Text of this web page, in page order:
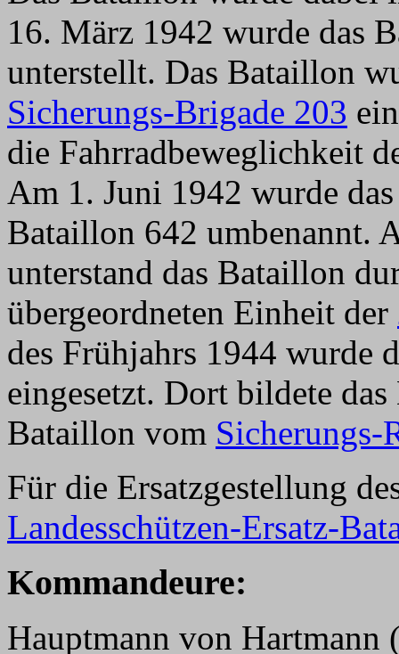
16. März 1942 wurde das
unterstellt. Das Bataillon
Sicherungs-Brigade 203
die Fahrradbeweglichkeit
Am 1. Juni 1942 wurde
Bataillon 642 umbenannt.
unterstand das Bataillon
übergeordneten Einheit der
des Frühjahrs 1944 wurde
eingesetzt. Dort bildete
Bataillon vom Sicherungs-
Für die Ersatzgestellung
Landesschützen-Ersatz-
Kommandeure:
Hauptmann von Hartmann